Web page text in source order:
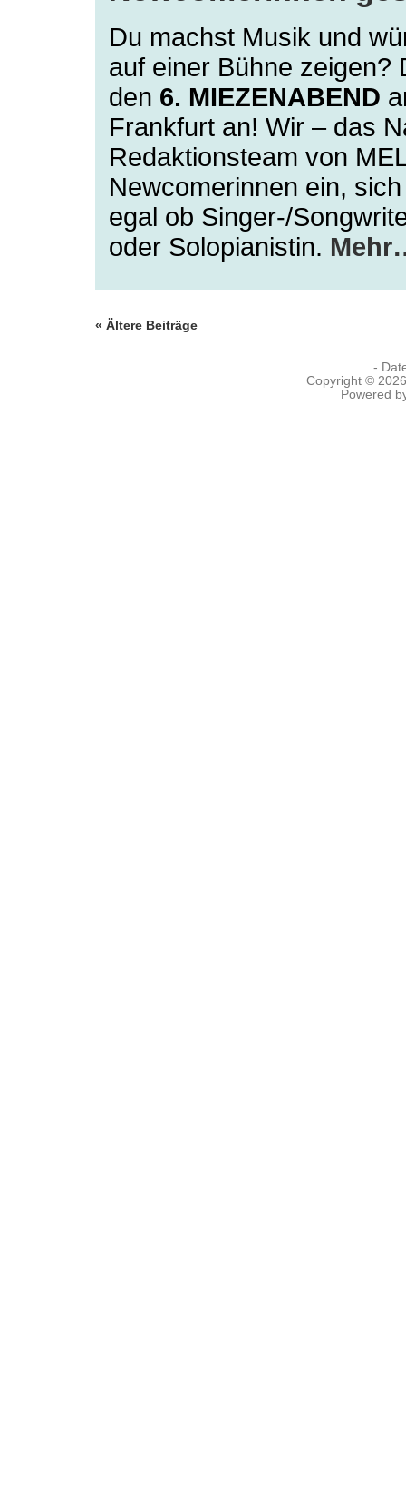
Du machst Musik und
auf einer Bühne zeigen?
den 6. MIEZENABEND
Frankfurt an! Wir – das
Redaktionsteam von
Newcomerinnen ein,
egal ob Singer-/
oder Solopianistin.
« Ältere Beiträge
-
Copyright ©
Powered